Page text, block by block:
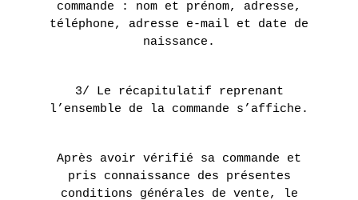
commande : nom et prénom, adresse,
téléphone, adresse e-mail et date de
naissance.
3/ Le récapitulatif reprenant
l’ensemble de la commande s’affiche.
Après avoir vérifié sa commande et
pris connaissance des présentes
conditions générales de vente, le